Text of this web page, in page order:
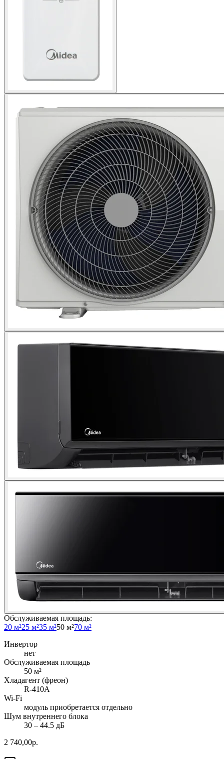
Обслуживаемая площадь:
20 м²25 м²35 м²50 м²70 м²
Инвертор
нет
Обслуживаемая площадь
50 м²
Хладагент (фреон)
R-410A
Wi-Fi
модуль приобретается отдельно
Шум внутреннего блока
30 ‒ 44.5 дБ
2 740,00р.